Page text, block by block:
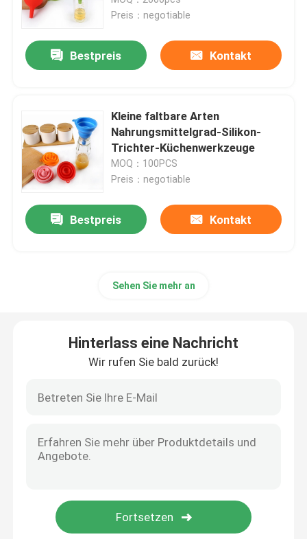
Silikon-Handhandschuhe
Silikon-Reise-Verpackungs-Flasche
Silikon-Löffel-Spachtel
Silikonkautschuk-Armbänder
Preis：negotiable
Bestpreis Kontakt
Kleine faltbare Arten
Nahrungsmittelgrad-Silikon-
Trichter-Küchenwerkzeuge
MOQ：100PCS
Preis：negotiable
Bestpreis Kontakt
Sehen Sie mehr an
Hinterlass eine Nachricht
Wir rufen Sie bald zurück!